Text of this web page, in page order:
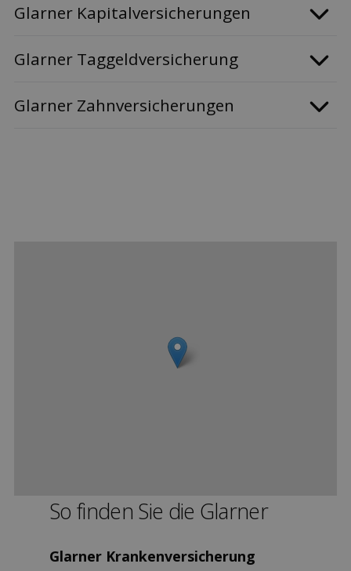
Glarner Kapitalversicherungen
Glarner Taggeldversicherung
Glarner Zahnversicherungen
So finden Sie die Glarner
Glarner Krankenversicherung